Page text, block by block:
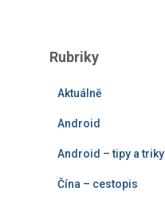
d
Rubriky
Aktuálně
Android
Android – tipy a triky
Čína – cestopis